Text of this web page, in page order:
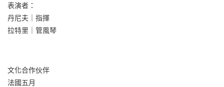
表演者：
丹尼夫｜指揮
拉特里｜管風琴
文化合作伙伴
法國五月